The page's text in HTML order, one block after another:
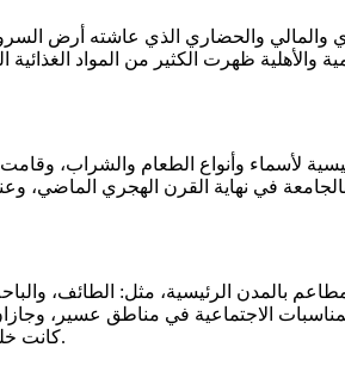
والأهلية ظهرت الكثير من المواد
لأسماء وأنواع الطعام والشراب، وقامت
في نهاية القرن الهجري الماضي،
بالمدن الرئيسية، مثل: الطائف،
كانت خليط من الطعام والشراب المحلي، وبعض الأغذية المستوردة، وكان هناك الكثير من البروتوكولات) والعادات التي تمارس في تلك الاحتفالات.